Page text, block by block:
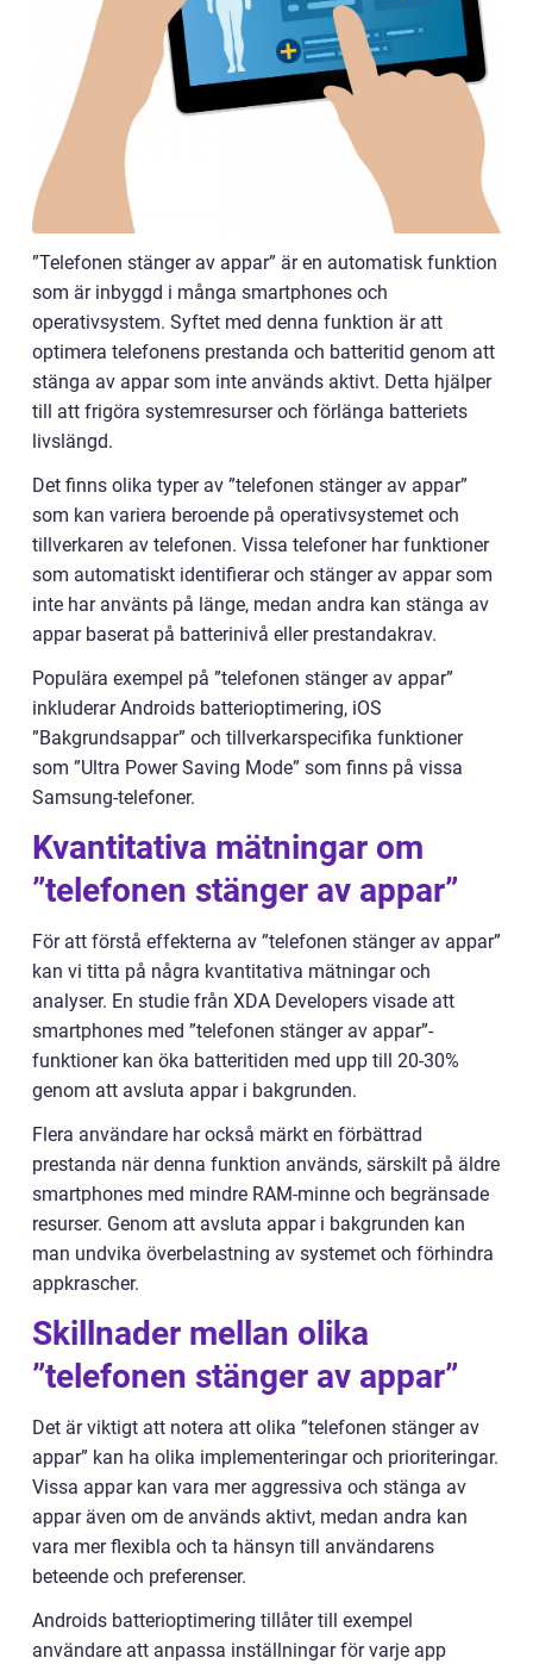
”Telefonen stänger av appar” är en automatisk funktion
som är inbyggd i många smartphones och
operativsystem. Syftet med denna funktion är att
optimera telefonens prestanda och batteritid genom att
stänga av appar som inte används aktivt. Detta hjälper
till att frigöra systemresurser och förlänga batteriets
livslängd.
Det finns olika typer av ”telefonen stänger av appar”
som kan variera beroende på operativsystemet och
tillverkaren av telefonen. Vissa telefoner har funktioner
som automatiskt identifierar och stänger av appar som
inte har använts på länge, medan andra kan stänga av
appar baserat på batterinivå eller prestandakrav.
Populära exempel på ”telefonen stänger av appar”
inkluderar Androids batterioptimering, iOS
”Bakgrundsappar” och tillverkarspecifika funktioner
som ”Ultra Power Saving Mode” som finns på vissa
Samsung-telefoner.
Kvantitativa mätningar om
”telefonen stänger av appar”
För att förstå effekterna av ”telefonen stänger av appar”
kan vi titta på några kvantitativa mätningar och
analyser. En studie från XDA Developers visade att
smartphones med ”telefonen stänger av appar”-
funktioner kan öka batteritiden med upp till 20-30%
genom att avsluta appar i bakgrunden.
Flera användare har också märkt en förbättrad
prestanda när denna funktion används, särskilt på äldre
smartphones med mindre RAM-minne och begränsade
resurser. Genom att avsluta appar i bakgrunden kan
man undvika överbelastning av systemet och förhindra
appkrascher.
Skillnader mellan olika
”telefonen stänger av appar”
Det är viktigt att notera att olika ”telefonen stänger av
appar” kan ha olika implementeringar och prioriteringar.
Vissa appar kan vara mer aggressiva och stänga av
appar även om de används aktivt, medan andra kan
vara mer flexibla och ta hänsyn till användarens
beteende och preferenser.
Androids batterioptimering tillåter till exempel
användare att anpassa inställningar för varje app